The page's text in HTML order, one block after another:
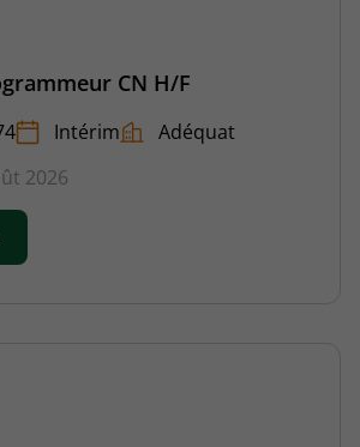
CN H/F
Intérim
Adéquat
2026